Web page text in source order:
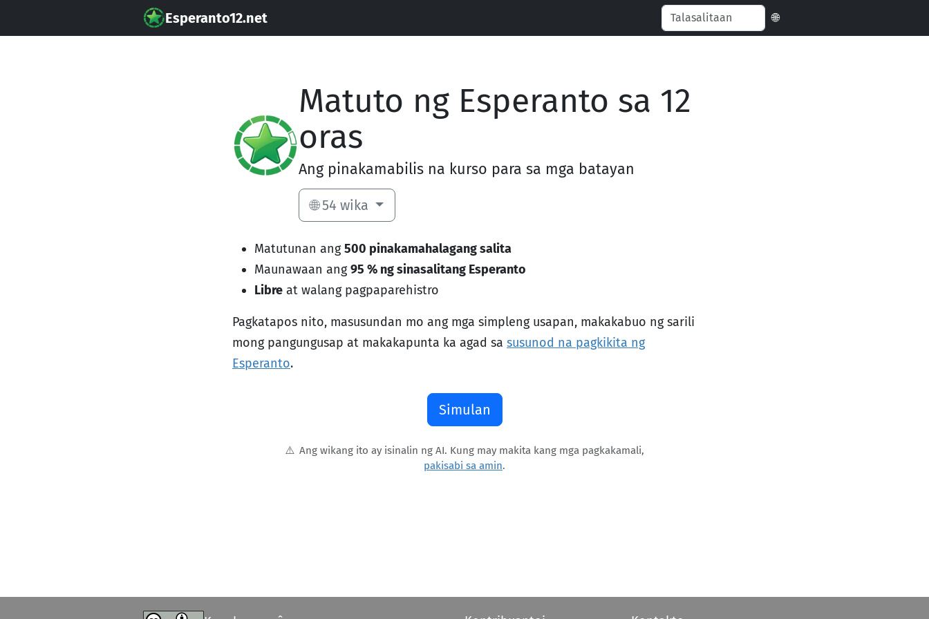
Esperanto12.net 🌐
Matuto ng Esperanto sa 12
oras
Ang pinakamabilis na kurso para sa mga batayan
🌐 54 wika
Matutunan ang500 pinakamahalagang salita
Maunawaan ang95 % ng sinasalitang Esperanto
Libre at walang pagpaparehistro
Pagkatapos nito, masusundan mo ang mga simpleng usapan, makakabuo ng sarili
mong pangungusap at makakapunta ka agad sa susunod na pagkikita ng
Esperanto.
Simulan
⚠️ Ang wikang ito ay isinalin ng AI. Kung may makita kang mga pagkakamali,
pakisabi sa amin.